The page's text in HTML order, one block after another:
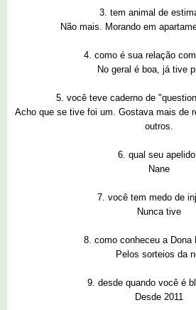
3. tem animal de
Não mais. Morando em
4. como é sua relação
No geral é boa, já tive
5. você teve caderno de
Acho que se tive foi um. Gostava mais de
outros.
6. qual seu
Nane
7. você tem medo de
Nunca tive
8. como conheceu a Dona
Pelos sorteios da
9. desde quando você é
Desde 2011